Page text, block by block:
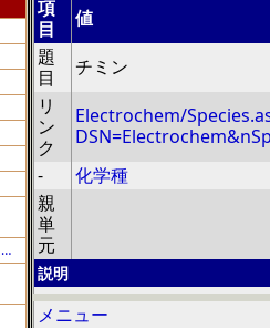
…
項
目
値
題
目
チミン
リ
ン
ク
Electrochem/
-
化学種
親
単
元
説明
メニュー